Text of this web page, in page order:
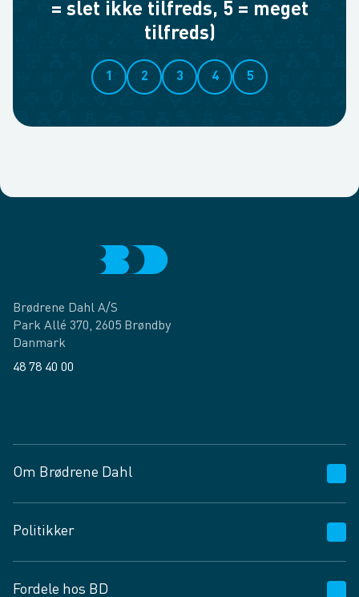
= slet ikke tilfreds, 5 = meget
tilfreds)
1 2 3 4 5
Brødrene Dahl A/S
Park Allé 370, 2605 Brøndby
Danmark
48 78 40 00
Om Brødrene Dahl
Vagttelefon 30 10 89 89
Spørgsmål og svar
Job og karriere
Politikker
Fordele hos BD